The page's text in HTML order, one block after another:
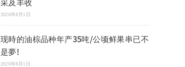
2026年8月1日
现時的油棕品种年产35吨/公顷鲜果串已不
是夢!
2026年8月1日